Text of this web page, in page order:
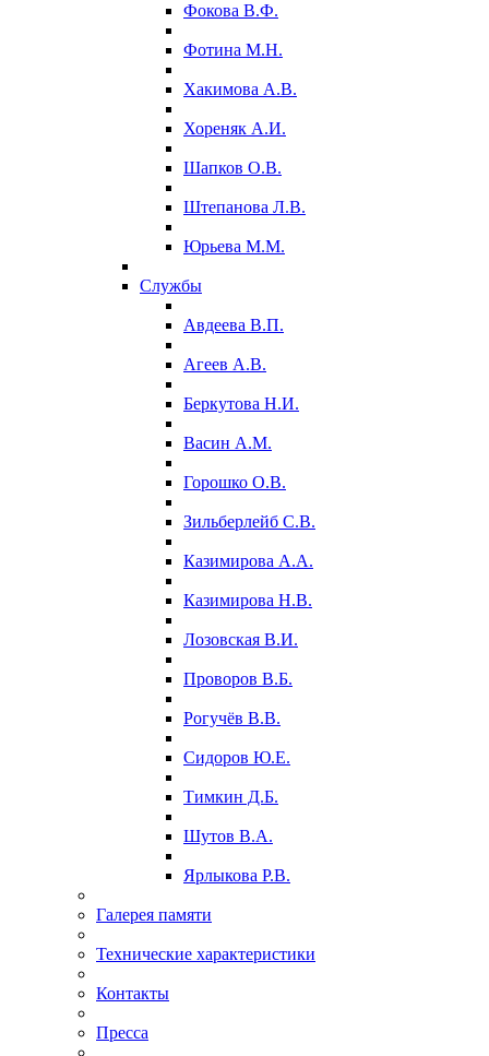
Фокова В.Ф.
Фотина М.Н.
Хакимова А.В.
Хореняк А.И.
Шапков О.В.
Штепанова Л.В.
Юрьева М.М.
Службы
Авдеева В.П.
Агеев А.В.
Беркутова Н.И.
Васин А.М.
Горошко О.В.
Зильберлейб С.В.
Казимирова А.А.
Казимирова Н.В.
Лозовская В.И.
Проворов В.Б.
Рогучёв В.В.
Сидоров Ю.Е.
Тимкин Д.Б.
Шутов В.А.
Ярлыкова Р.В.
Галерея памяти
Технические характеристики
Контакты
Пресса